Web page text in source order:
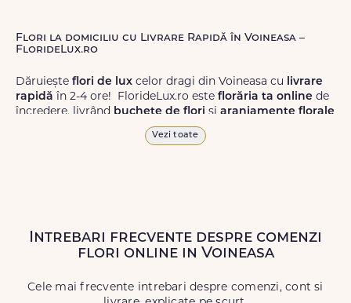
Flori la domiciliu cu Livrare Rapidă în Voineasa –
FlorideLux.ro
Dăruiește flori de lux celor dragi din Voineasa cu livrare
rapidă în 2-4 ore! FlorideLux.ro este florăria ta online de
încredere, livrând buchete de flori și aranjamente florale
de calitate superioară în Voineasa și în toată România.
Livrăm buchete de florichiar și în weekend, pentru ca tu
să poți adresa un gest frumos atunci când ai nevoie.
Vezi toate
Intrebari frecvente despre comenzi
flori online in Voineasa
Cele mai frecvente intrebari despre comenzi, cont si